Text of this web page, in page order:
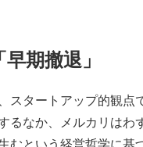
期撤退」
スタートアップ的観点
るなか、メルカリは